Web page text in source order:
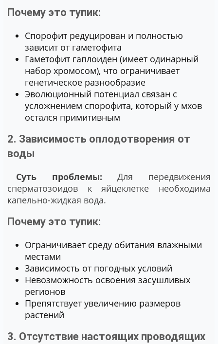
Почему это тупик:
Спорофит редуцирован и полностью
зависит от гаметофита
Гаметофит гаплоиден (имеет одинарный
набор хромосом), что ограничивает
генетическое разнообразие
Эволюционный потенциал связан с
усложнением спорофита, который у мхов
остался примитивным
2. Зависимость оплодотворения от
воды
Суть проблемы:Для передвижения
сперматозоидов к яйцеклетке необходима
капельно-жидкая вода.
Почему это тупик:
Ограничивает среду обитания влажными
местами
Зависимость от погодных условий
Невозможность освоения засушливых
регионов
Препятствует увеличению размеров
растений
3. Отсутствие настоящих проводящих